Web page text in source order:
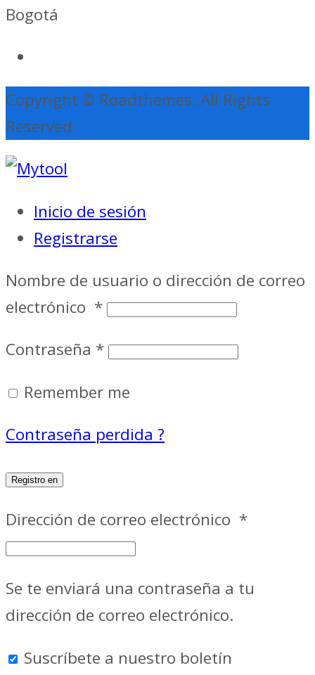
Bogotá
Copyright © Roadthemes. All Rights
Reserved
Inicio de sesión
Registrarse
Nombre de usuario o dirección de correo
electrónico *
Contraseña *
Remember me
Contraseña perdida ?
Registro en
Dirección de correo electrónico *
Se te enviará una contraseña a tu
dirección de correo electrónico.
Suscríbete a nuestro boletín